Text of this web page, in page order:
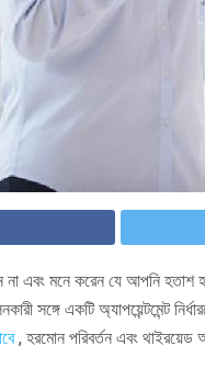
এবং মনে করেন যে আপনি হতাশ
সঙ্গে একটি অ্যাপয়েন্টমেন্ট
, হরমোন পরিবর্তন এবং থাইরয়েড